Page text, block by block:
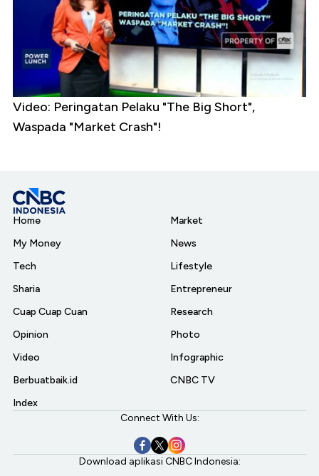
Video: Peringatan Pelaku "The Big Short",
Waspada "Market Crash"!
Home
My Money
Tech
Sharia
Cuap Cuap Cuan
Opinion
Video
Berbuatbaik.id
Index
Market
News
Lifestyle
Entrepreneur
Research
Photo
Infographic
CNBC TV
Connect With Us:
Download aplikasi CNBC Indonesia: